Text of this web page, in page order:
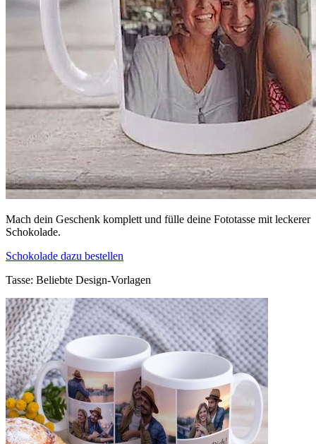
Mach dein Geschenk komplett und fülle deine Fototasse mit leckerer
Schokolade.
Schokolade dazu bestellen
Tasse: Beliebte Design-Vorlagen